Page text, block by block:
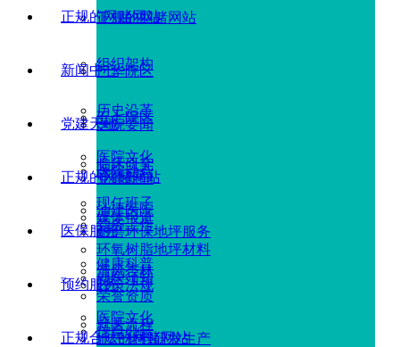
正规的网赌网站
组织架构
历史沿革
医院文化
现任班子
环氧树脂地坪材料
荣誉资质
正规的网赌网站
广华院区
五七院区
临床研究
油建医院
新闻中心
医院要闻
医院动态
媒体报道
健康科普
党建天地
党建新闻
党务工作
清风杏林
医院文化
正规的网赌网站
耐磨环保地坪服务
就医须知
就医流程
医保服务
政策法规
信息公示
预约服务
地坪材料研发生产
正规合法的网赌网站